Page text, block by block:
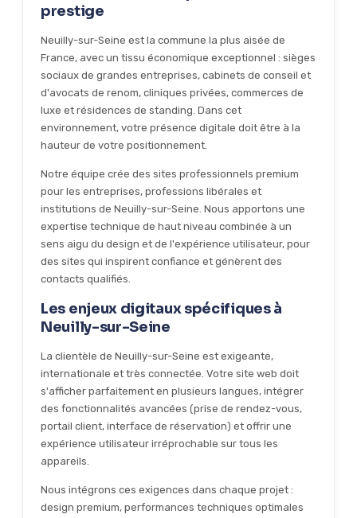
prestige
Neuilly-sur-Seine est la commune la plus aisée de
France, avec un tissu économique exceptionnel : sièges
sociaux de grandes entreprises, cabinets de conseil et
d'avocats de renom, cliniques privées, commerces de
luxe et résidences de standing. Dans cet
environnement, votre présence digitale doit être à la
hauteur de votre positionnement.
Notre équipe crée des sites professionnels premium
pour les entreprises, professions libérales et
institutions de Neuilly-sur-Seine. Nous apportons une
expertise technique de haut niveau combinée à un
sens aigu du design et de l'expérience utilisateur, pour
des sites qui inspirent confiance et génèrent des
contacts qualifiés.
Les enjeux digitaux spécifiques à
Neuilly-sur-Seine
La clientèle de Neuilly-sur-Seine est exigeante,
internationale et très connectée. Votre site web doit
s'afficher parfaitement en plusieurs langues, intégrer
des fonctionnalités avancées (prise de rendez-vous,
portail client, interface de réservation) et offrir une
expérience utilisateur irréprochable sur tous les
appareils.
Nous intégrons ces exigences dans chaque projet :
design premium, performances techniques optimales